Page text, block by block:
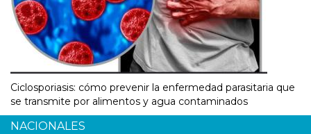
Ciclosporiasis: cómo prevenir la enfermedad parasitaria que
se transmite por alimentos y agua contaminados
NACIONALES